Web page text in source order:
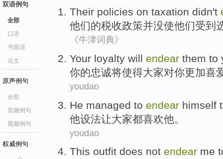
双语例句
全部
口语
书面语
论文
原声例句
全部
音频例句
视频例句
权威例句
Their policies on taxation didn't
他们的税收政策并没使他们受到
《牛津词典》
Your loyalty will endear them to
你的忠诚将使得大家对你更加喜
youdao
He managed to endear himself
他设法让大家都喜欢他。
youdao
This outfit does not endear me